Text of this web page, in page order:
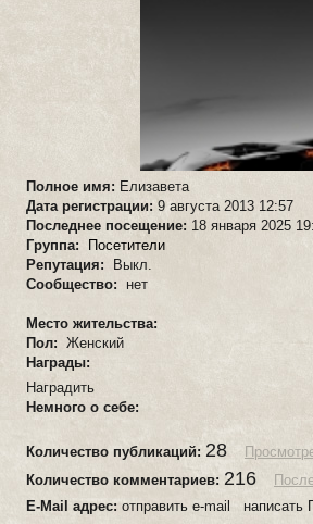
Полное имя: Елизавета
Дата регистрации: 9 августа 2013 12:57
Последнее посещение: 18 января 2025
Группа:
Посетители
Репутация:
Выкл.
Сообщество: нет
Место жительства:
Пол: Женский
Награды:
Наградить
Немного о себе:
Количество публикаций: 28
Количество комментариев: 216
E-Mail адрес: отправить e-mail написать